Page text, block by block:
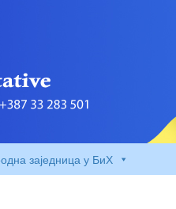
заједница у БиХ